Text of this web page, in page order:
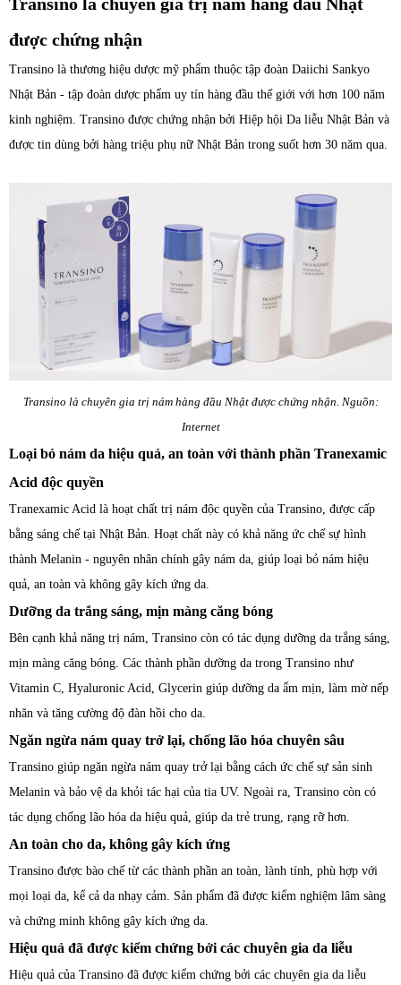
được chứng nhận
Transino là thương hiệu dược mỹ phẩm thuộc tập đoàn Daiichi Sankyo
Nhật Bản - tập đoàn dược phẩm uy tín hàng đầu thế giới với hơn 100 năm
kinh nghiệm. Transino được chứng nhận bởi Hiệp hội Da liễu Nhật Bản và
được tin dùng bởi hàng triệu phụ nữ Nhật Bản trong suốt hơn 30 năm qua.
Transino là chuyên gia trị nám hàng đầu Nhật được chứng nhận. Nguồn:
Internet
Loại bỏ nám da hiệu quả, an toàn với thành phần Tranexamic
Acid độc quyền
Tranexamic Acid là hoạt chất trị nám độc quyền của Transino, được cấp
bằng sáng chế tại Nhật Bản. Hoạt chất này có khả năng ức chế sự hình
thành Melanin - nguyên nhân chính gây nám da, giúp loại bỏ nám hiệu
quả, an toàn và không gây kích ứng da.
Dưỡng da trắng sáng, mịn màng căng bóng
Bên cạnh khả năng trị nám, Transino còn có tác dụng dưỡng da trắng sáng,
mịn màng căng bóng. Các thành phần dưỡng da trong Transino như
Vitamin C, Hyaluronic Acid, Glycerin giúp dưỡng da ẩm mịn, làm mờ nếp
nhăn và tăng cường độ đàn hồi cho da.
Ngăn ngừa nám quay trở lại, chống lão hóa chuyên sâu
Transino giúp ngăn ngừa nám quay trở lại bằng cách ức chế sự sản sinh
Melanin và bảo vệ da khỏi tác hại của tia UV. Ngoài ra, Transino còn có
tác dụng chống lão hóa da hiệu quả, giúp da trẻ trung, rạng rỡ hơn.
An toàn cho da, không gây kích ứng
Transino được bào chế từ các thành phần an toàn, lành tính, phù hợp với
mọi loại da, kể cả da nhạy cảm. Sản phẩm đã được kiểm nghiệm lâm sàng
và chứng minh không gây kích ứng da.
Hiệu quả đã được kiểm chứng bởi các chuyên gia da liễu
Hiệu quả của Transino đã được kiểm chứng bởi các chuyên gia da liễu